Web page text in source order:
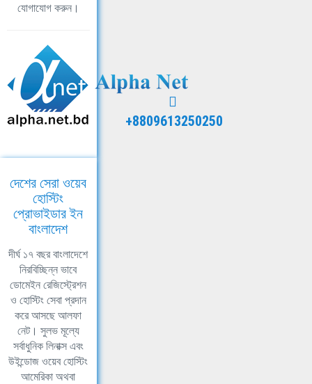
যোগাযোগ করুন।
+8809613250250
দেশের সেরা ওয়েব
হোস্টিং
প্রোভাইডার ইন
বাংলাদেশ
দীর্ঘ ১৭ বছর বাংলাদেশে
নিরবিচ্ছিন্ন ভাবে
ডোমেইন রেজিস্ট্রেশন
ও হোস্টিং সেবা প্রদান
করে আসছে আলফা
নেট। সুলভ মূল্যে
সর্বাধুনিক লিনাক্স এবং
উইন্ডোজ ওয়েব হোস্টিং
আমেরিকা অথবা